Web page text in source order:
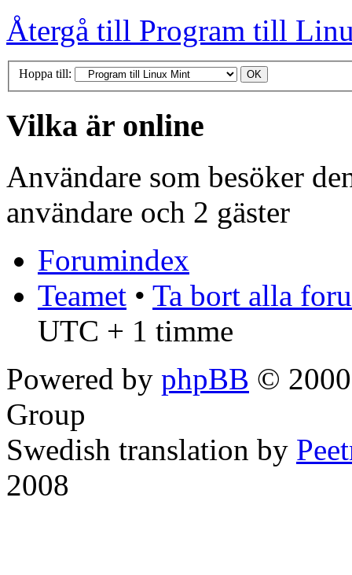
Återgå till Program till
Hoppa till:
Vilka är online
Användare som besöker
användare och 2 gäster
Forumindex
Teamet • Ta bort alla
UTC + 1 timme
Powered by phpBB ©
Group
Swedish translation by
2008